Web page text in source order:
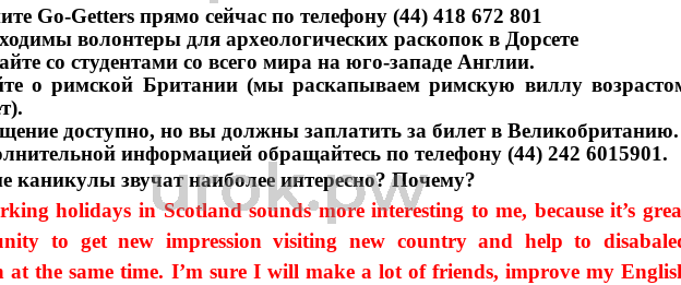
Go-Getters прямо сейчас по телефону (44) 418 672 801
волонтеры для археологических раскопок в Дорсете
со студентами со всего мира на юго-западе Англии.
о римской Британии (мы раскапываем римскую виллу
доступно, но вы должны заплатить за билет в Великобританию.
информацией обращайтесь по телефону (44) 242 6015901.
каникулы звучат наиболее интересно? Почему?
holidays in Scotland sounds more interesting to me, because it’s
to get new impression visiting new country and help to
at the same time. I’m sure I will make a lot of friends, improve my